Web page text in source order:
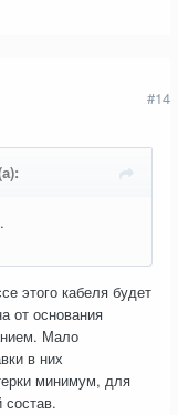
#14
этого кабеля будет
от основания
Мало
в них
минимум, для
состав.